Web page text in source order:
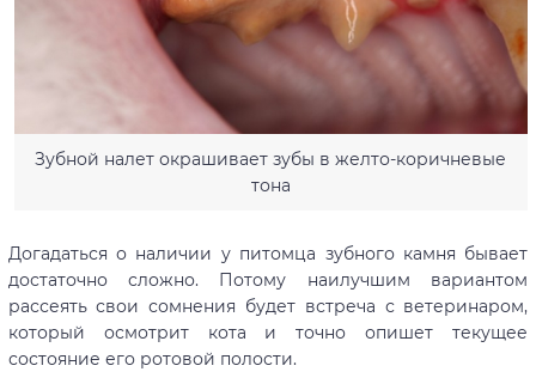
Зубной налет окрашивает зубы в желто-коричневые
тона
Догадаться о наличии у питомца зубного камня бывает
достаточно сложно. Потому наилучшим вариантом
рассеять свои сомнения будет встреча с ветеринаром,
который осмотрит кота и точно опишет текущее
состояние его ротовой полости.